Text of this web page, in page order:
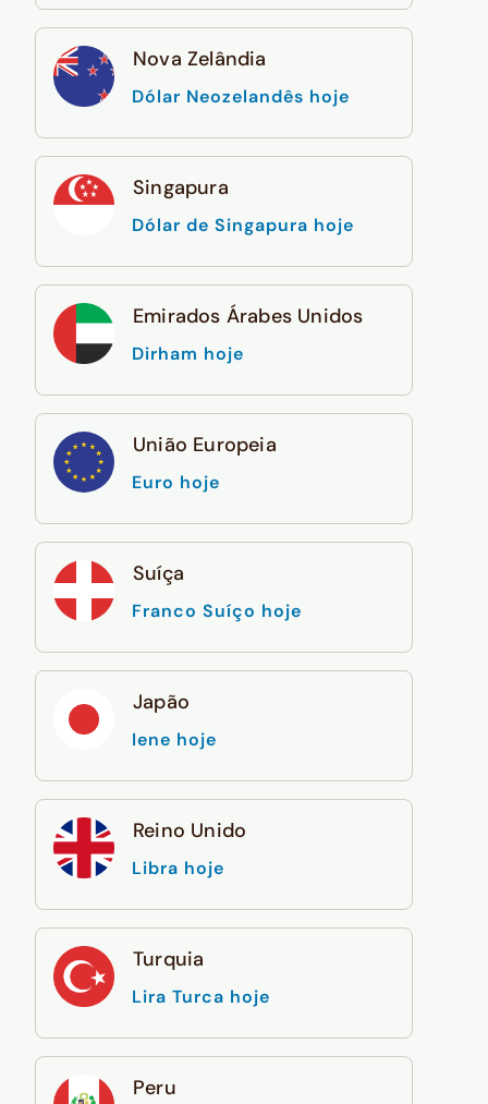
Nova Zelândia
Dólar Neozelandês hoje
Singapura
Dólar de Singapura hoje
Emirados Árabes Unidos
Dirham hoje
União Europeia
Euro hoje
Suíça
Franco Suíço hoje
Japão
Iene hoje
Reino Unido
Libra hoje
Turquia
Lira Turca hoje
Peru